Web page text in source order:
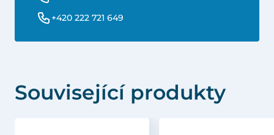
+420 222 721 649
Související produkty